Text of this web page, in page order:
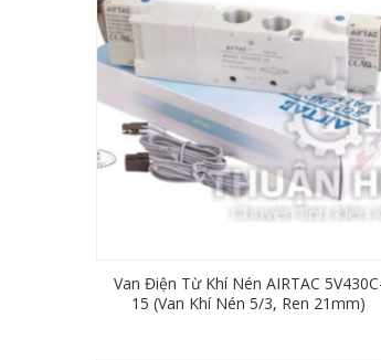
Van Điện Từ Khí Nén AIRTAC
15 (Van Khí Nén 5/3, Ren 21mm)